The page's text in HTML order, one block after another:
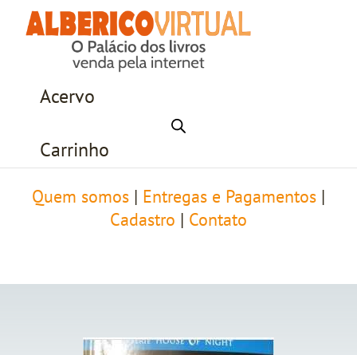
Acervo
Carrinho
Quem somos Entregas e Pagamentos
Cadastro
Contato